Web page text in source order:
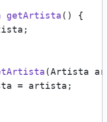
getArtista( ) {
(Artista
= artista;